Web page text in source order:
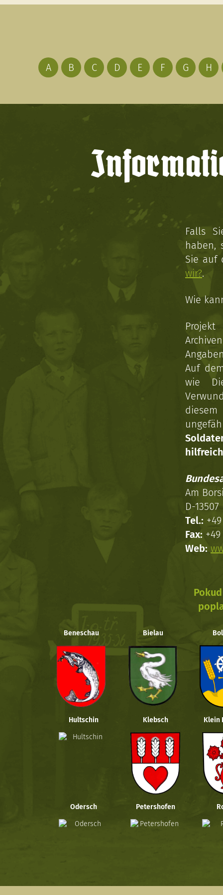
A B C D E F G H
Falls
haben,
Sie auf
wir?.
Wie
Auf
wie
Am
D-
Tel.:
Fax:
Web:
Beneschau Bielau
Hultschin Klebsch Klein
Odersch Petershofen